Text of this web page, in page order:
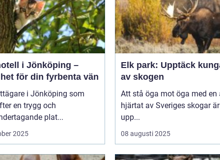
i Jönköping –
för din fyrbenta vän
i Jönköping som
en trygg och
plat...
2025
Elk park: Upptäck
av skogen
Att stå öga mot öga med en
hjärtat av Sveriges skogar
upp...
08 augusti 2025